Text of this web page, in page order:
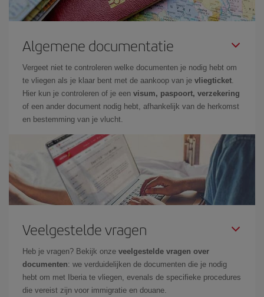
Algemene documentatie
Vergeet niet te controleren welke documenten je nodig hebt om
te vliegen als je klaar bent met de aankoop van je vliegticket.
Hier kun je controleren of je een visum, paspoort, verzekering
of een ander document nodig hebt, afhankelijk van de herkomst
en bestemming van je vlucht.
Veelgestelde vragen
Heb je vragen? Bekijk onze veelgestelde vragen over
documenten: we verduidelijken de documenten die je nodig
hebt om met Iberia te vliegen, evenals de specifieke procedures
die vereist zijn voor immigratie en douane.